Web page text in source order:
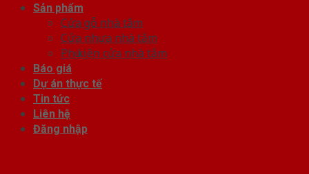
Sản phẩm
Cửa gỗ nhà tắm
Cửa nhựa nhà tắm
Phụ kiện cửa nhà tắm
Báo giá
Dự án thực tế
Tin tức
Liên hệ
Đăng nhập